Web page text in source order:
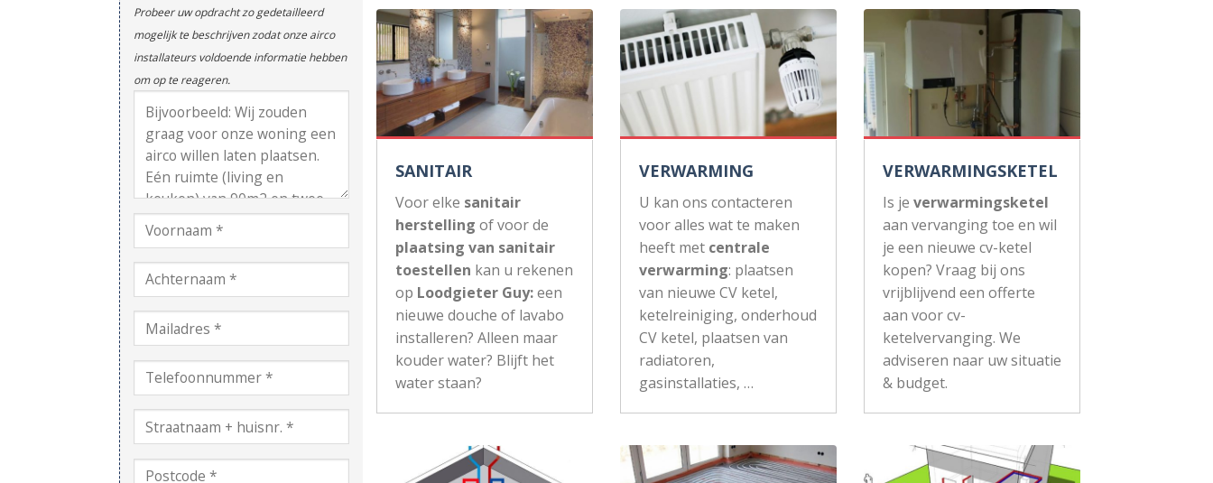
Probeer uw opdracht zo gedetailleerd
mogelijk te beschrijven zodat onze airco
installateurs voldoende informatie hebben
om op te reageren.
SANITAIR
Voor elke sanitair
herstelling of voor de
plaatsing van sanitair
toestellen kan u rekenen
op Loodgieter Guy:een
nieuwe douche of lavabo
installeren? Alleen maar
kouder water? Blijft het
water staan?
VERWARMING
U kan ons contacteren
voor alles wat te maken
heeft met centrale
verwarming: plaatsen
van nieuwe CV ketel,
ketelreiniging, onderhoud
CV ketel, plaatsen van
radiatoren,
gasinstallaties, …
VERWARMINGSKETEL
Is je verwarmingsketel
aan vervanging toe en wil
je een nieuwe cv-ketel
kopen? Vraag bij ons
vrijblijvend een offerte
aan voor cv-
ketelvervanging. We
adviseren naar uw situatie
& budget.